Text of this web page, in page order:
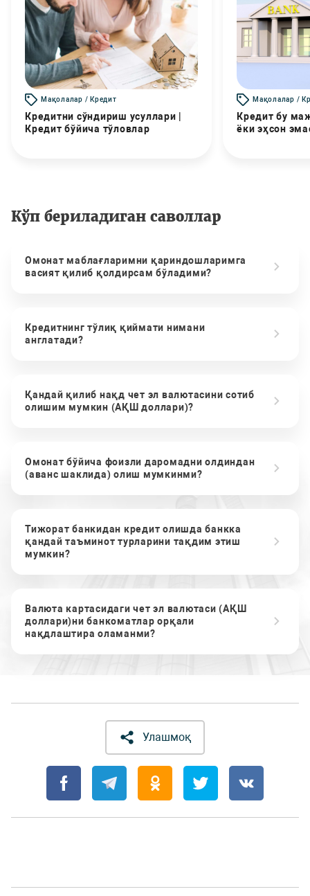
Мақолалар / Кредит
Кредитни сўндириш усуллари |
Кредит бўйича тўловлар
Мақолалар /
Кредит бу
ёки эҳсон
Кўп бериладиган саволлар
Омонат маблағларимни қариндошларимга
васият қилиб қолдирсам бўладими?
Кредитнинг тўлиқ қиймати нимани
англатади?
Қандай қилиб нақд чет эл валютасини сотиб
олишим мумкин (АҚШ доллари)?
Омонат бўйича фоизли даромадни олдиндан
(аванс шаклида) олиш мумкинми?
Тижорат банкидан кредит олишда банкка
қандай таъминот турларини тақдим этиш
мумкин?
Валюта картасидаги чет эл валютаси (АҚШ
доллари)ни банкоматлар орқали
нақдлаштира оламанми?
Улашмоқ